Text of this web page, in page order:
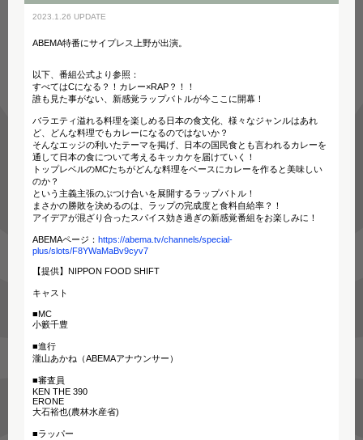
2023.1.26 UPDATE
ABEMA特番にサイプレス上野が出演。
以下、番組公式より参照：
すべてはCになる？！カレー×RAP？！！
誰も見た事がない、新感覚ラップバトルが今ここに開幕！
バラエティ溢れる料理を楽しめる日本の食文化、様々なジャンルはあれ
ど、どんな料理でもカレーになるのではないか？
そんなエッジの利いたテーマを掲げ、日本の国民食とも言われるカレーを
通して日本の食について考えるキッカケを届けていく！
トップレベルのMCたちがどんな料理をベースにカレーを作ると美味しい
のか？
という主義主張のぶつけ合いを展開するラップバトル！
まさかの勝敗を決めるのは、ラップの完成度と食料自給率？！
アイデアが混ざり合ったスパイス効き過ぎの新感覚番組をお楽しみに！
ABEMAページ： https://abema.tv/channels/special-
plus/slots/F8YWaMaBv9cyv7
【提供】NIPPON FOOD SHIFT
キャスト
■MC
小籔千豊
■進行
瀧山あかね（ABEMAアナウンサー）
■審査員
KEN THE 390
ERONE
大石裕也(農林水産省)
■ラッパー